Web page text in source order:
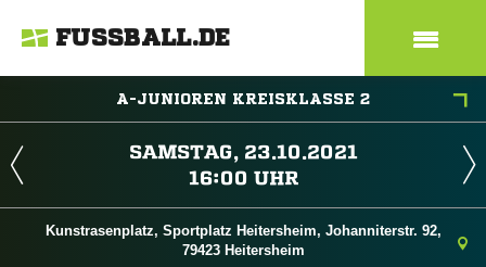
FUSSBALL.DE
A-JUNIOREN KREISKLASSE 2
 
 
Kunstrasenplatz, Sportplatz Heitersheim, Johanniterstr. 92,
79423 Heitersheim